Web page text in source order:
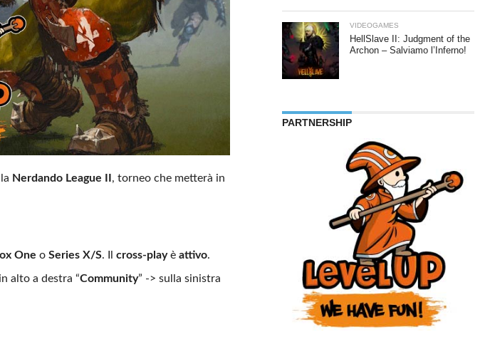
Nerdando League II , torneo che metterà in
One oSeries X/S. Il cross-playè attivo.
alto a destra “Community” -> sulla sinistra
VIDEOGAMES
HellSlave II: Judgment of the
Archon – Salviamo l’Inferno!
PARTNERSHIP